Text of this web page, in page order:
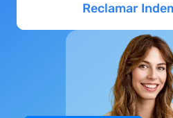
Reclamar